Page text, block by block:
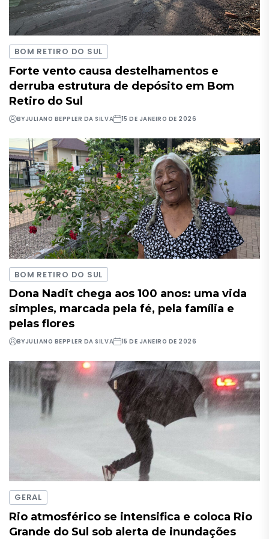
BOM RETIRO DO SUL
Forte vento causa destelhamentos e
derruba estrutura de depósito em Bom
Retiro do Sul
BYJULIANO BEPPLER DA SILVA 15 DE JANEIRO DE 2026
BOM RETIRO DO SUL
Dona Nadit chega aos 100 anos: uma vida
simples, marcada pela fé, pela família e
pelas flores
BYJULIANO BEPPLER DA SILVA 15 DE JANEIRO DE 2026
GERAL
Rio atmosférico se intensifica e coloca Rio
Grande do Sul sob alerta de inundações